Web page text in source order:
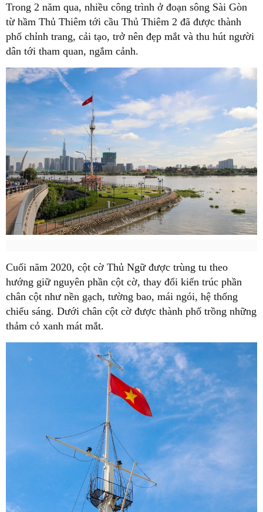
Trong 2 năm qua, nhiều công trình ở đoạn sông Sài Gòn
từ hầm Thủ Thiêm tới cầu Thủ Thiêm 2 đã được thành
phố chỉnh trang, cải tạo, trở nên đẹp mắt và thu hút người
dân tới tham quan, ngắm cảnh.
Cuối năm 2020, cột cờ Thủ Ngữ được trùng tu theo
hướng giữ nguyên phần cột cờ, thay đổi kiến trúc phần
chân cột như nền gạch, tường bao, mái ngói, hệ thống
chiếu sáng. Dưới chân cột cờ được thành phố trồng những
thảm cỏ xanh mát mắt.